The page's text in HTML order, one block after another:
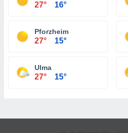
27° 16°
Pforzheim
27° 15°
Ulma
27° 15°